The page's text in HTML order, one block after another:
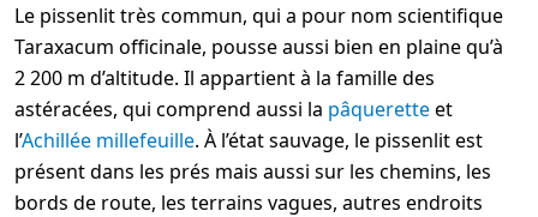
Le pissenlit très commun, qui a pour nom scientifique
Taraxacum officinale, pousse aussi bien en plaine qu’à
2 200 m d’altitude. Il appartient à la famille des
astéracées, qui comprend aussi la pâqueretteet
l’Achillée millefeuille. À l’état sauvage, le pissenlit est
présent dans les prés mais aussi sur les chemins, les
bords de route, les terrains vagues, autres endroits